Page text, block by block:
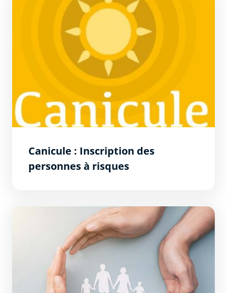
Canicule : Inscription des
personnes à risques
La Ville de Carcassonne recrute des bénévoles